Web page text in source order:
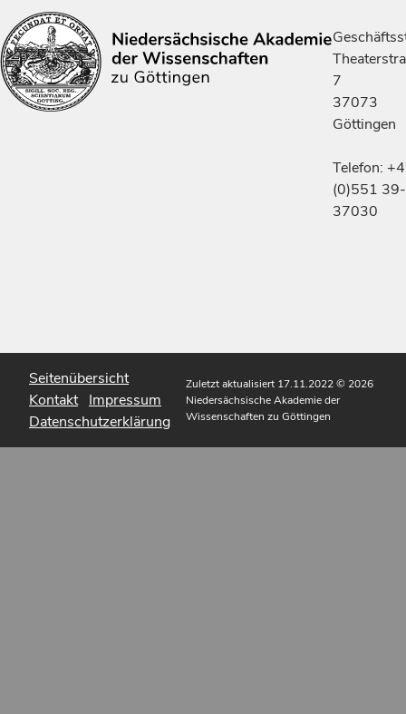
7
37073
Göttingen
Telefon:
(0)551 39-
37030
Seitenübersicht
Kontakt Impressum
Datenschutzerklärung
Zuletzt aktualisiert 17.11.2022© 2026
Niedersächsische Akademie der
Wissenschaften zu Göttingen